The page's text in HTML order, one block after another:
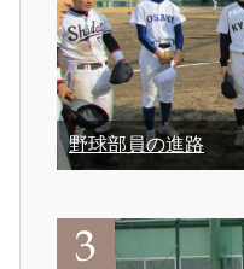
野球部員の進路